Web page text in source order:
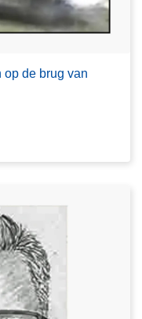
op de brug van